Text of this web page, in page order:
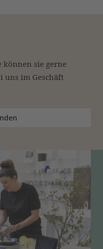
können sie gerne
uns im Geschäft